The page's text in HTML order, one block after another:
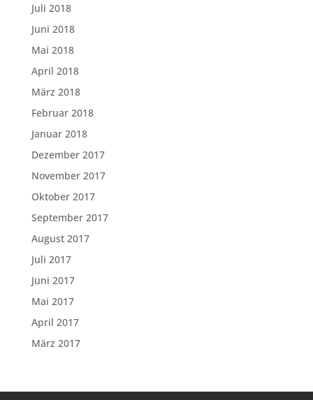
Juli 2018
Juni 2018
Mai 2018
April 2018
März 2018
Februar 2018
Januar 2018
Dezember 2017
November 2017
Oktober 2017
September 2017
August 2017
Juli 2017
Juni 2017
Mai 2017
April 2017
März 2017